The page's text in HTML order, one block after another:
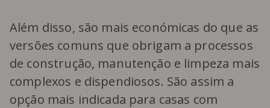
Além disso, são mais económicas do que as
versões comuns que obrigam a processos
de construção, manutenção e limpeza mais
complexos e dispendiosos. São assim a
opção mais indicada para casas com